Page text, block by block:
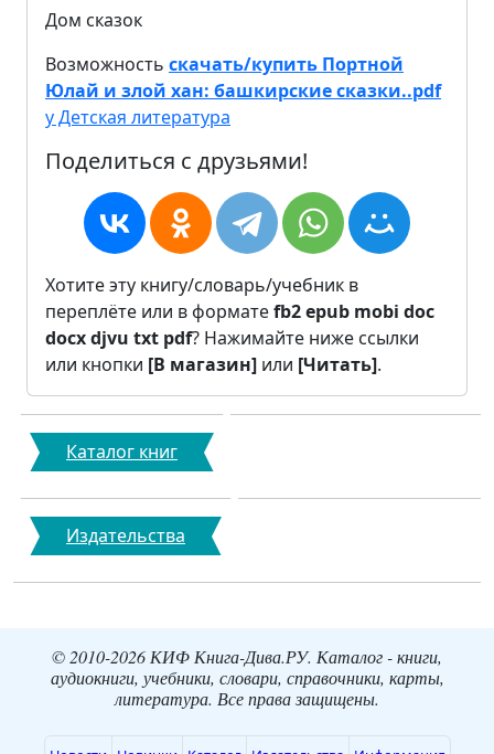
Дом сказок
Возможность скачать/купить Портной
Юлай и злой хан: башкирские сказки..pdf
у Детская литература
Поделиться с друзьями!
Хотите эту книгу/словарь/учебник в
переплёте или в форматеfb2epub mobi doc
docxdjvu txt pdf? Нажимайте ниже ссылки
или кнопки [В магазин] или [Читать].
Каталог книг
Издательства
© 2010-2026 КИФ Книга-Дива.РУ. Каталог - книги,
аудиокниги, учебники, словари, справочники, карты,
литература. Все права защищены.